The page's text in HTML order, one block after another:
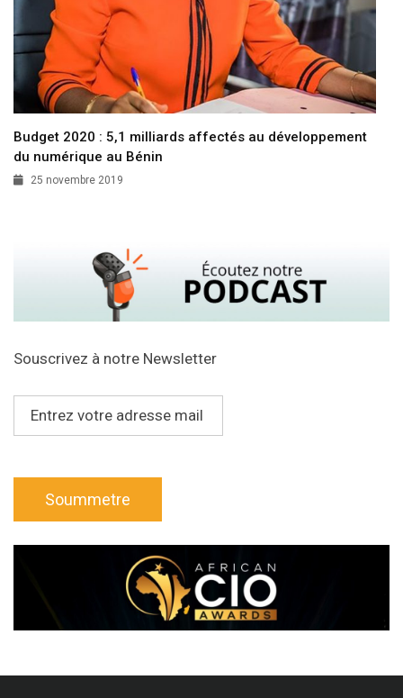
Budget 2020 : 5,1 milliards affectés au développement
du numérique au Bénin
25 novembre 2019
Souscrivez à notre Newsletter